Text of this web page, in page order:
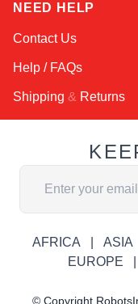
NEED HELP
Contact Us
Help / FAQs
Shipping & Returns
Адрес электронной
AFRICA ASIA
EUROPE
© Copyright